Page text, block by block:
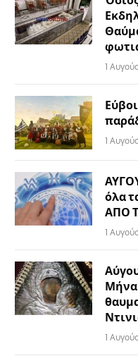
1
1
όλα
ΑΠΟ
1
1